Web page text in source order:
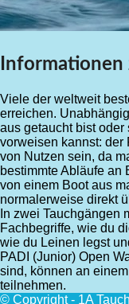
Informationen
Viele der weltweit
erreichen.
aus getaucht bist
vorweisen kannst: der
von Nutzen sein, da
bestimmte Abläufe an
von einem Boot aus
normalerweise direkt
In zwei Tauchgängen
Fachbegriffe, wie du
wie du Leinen legst
PADI (Junior) Open
sind, können an
teilnehmen.
© Copyright - 1A